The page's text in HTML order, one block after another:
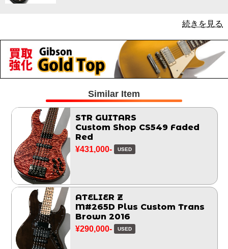
続きを見る
Similar Item
STR GUITARS
Custom Shop CS549 Faded
Red
¥431,000- USED
ATELIER Z
M#265D Plus Custom Trans
Brown 2016
¥290,000- USED